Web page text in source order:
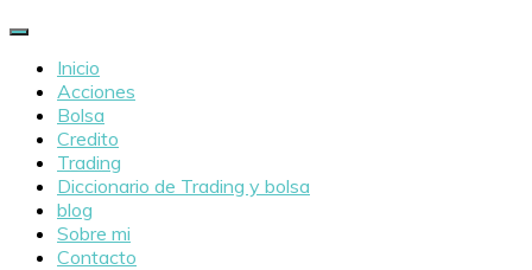
Inicio
Acciones
Bolsa
Credito
Trading
Diccionario de Trading y bolsa
blog
Sobre mi
Contacto